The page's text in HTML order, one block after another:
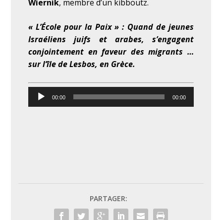
Wiernik, membre d’un kibboutz.
« L’École pour la Paix » : Quand de jeunes
Israéliens juifs et arabes, s’engagent
conjointement en faveur des migrants …
sur l’île de Lesbos, en Grèce.
Lecteur
audio
00:00 00:00
PARTAGER: